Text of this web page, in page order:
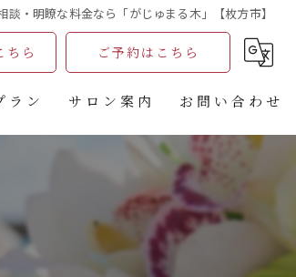
・明瞭な料金なら「がじゅまる木」【枚方市】
ちら ご予約はこちら
ラン サロン案内 お問い合わせ
ゅまる木主催婚活パーティー申込フォーム